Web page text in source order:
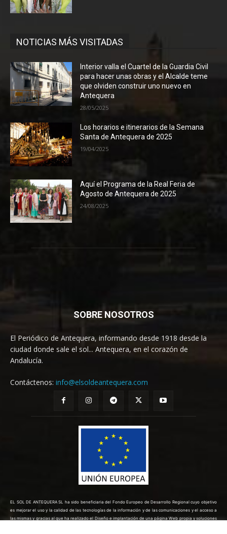
NOTICIAS MÁS VISITADAS
Interior valla el Cuartel de la Guardia Civil
para hacer unas obras y el Alcalde teme
que olviden construir uno nuevo en
Antequera
28/05/2025
Los horarios e itinerarios de la Semana
Santa de Antequera de 2025
19/04/2025
Aquí el Programa de la Real Feria de
Agosto de Antequera de 2025
24/08/2025
SOBRE NOSOTROS
El Periódico de Antequera, informando desde 1918 desde la
ciudad donde sale el sol... Antequera, en el corazón de
Andalucía.
Contáctenos: info@elsoldeantequera.com
EL SOL DE ANTEQUERA SL ha sido beneficiaria del Fondo Europeo de Desarrollo Regional cuyo objetivo
es mejorar el uso y la calidad de las tecnologías de la información y de las comunicaciones y el acceso a
las mismas y gracias al que ha realizado el Diseño e implantación de una página Web propia y soluciones